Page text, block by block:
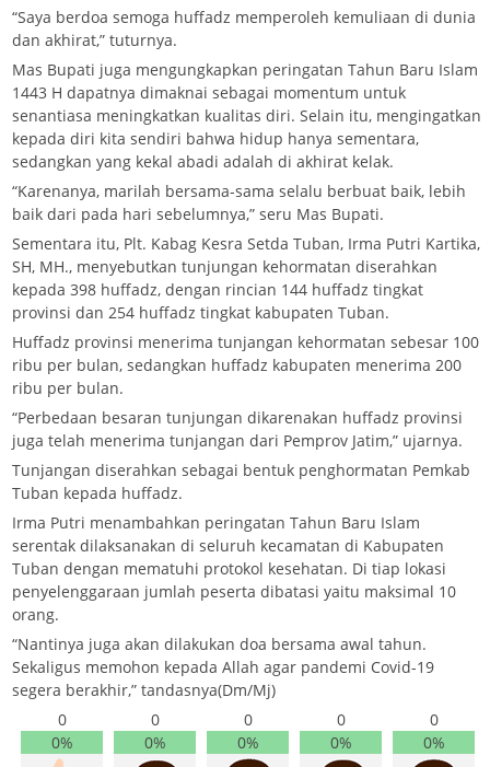
“Saya berdoa semoga huffadz memperoleh kemuliaan di dunia
dan akhirat,” tuturnya.
Mas Bupati juga mengungkapkan peringatan Tahun Baru Islam
1443 H dapatnya dimaknai sebagai momentum untuk
senantiasa meningkatkan kualitas diri. Selain itu, mengingatkan
kepada diri kita sendiri bahwa hidup hanya sementara,
sedangkan yang kekal abadi adalah di akhirat kelak.
“Karenanya, marilah bersama-sama selalu berbuat baik, lebih
baik dari pada hari sebelumnya,” seru Mas Bupati.
Sementara itu, Plt. Kabag Kesra Setda Tuban, Irma Putri Kartika,
SH, MH., menyebutkan tunjungan kehormatan diserahkan
kepada 398 huffadz, dengan rincian 144 huffadz tingkat
provinsi dan 254 huffadz tingkat kabupaten Tuban.
Huffadz provinsi menerima tunjangan kehormatan sebesar 100
ribu per bulan, sedangkan huffadz kabupaten menerima 200
ribu per bulan.
“Perbedaan besaran tunjungan dikarenakan huffadz provinsi
juga telah menerima tunjangan dari Pemprov Jatim,” ujarnya.
Tunjangan diserahkan sebagai bentuk penghormatan Pemkab
Tuban kepada huffadz.
Irma Putri menambahkan peringatan Tahun Baru Islam
serentak dilaksanakan di seluruh kecamatan di Kabupaten
Tuban dengan mematuhi protokol kesehatan. Di tiap lokasi
penyelenggaraan jumlah peserta dibatasi yaitu maksimal 10
orang.
“Nantinya juga akan dilakukan doa bersama awal tahun.
Sekaligus memohon kepada Allah agar pandemi Covid-19
segera berakhir,” tandasnya(Dm/Mj)
0
0%
0
0%
0
0%
0
0%
0
0%